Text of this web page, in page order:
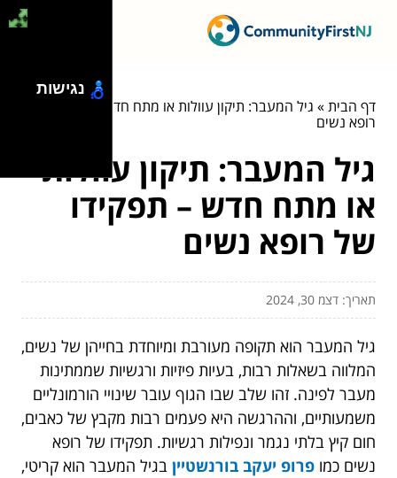
דף הבית» גיל המעבר: תיקון עוולות או מתח חדש – תפקידו של
רופא נשים
גיל המעבר: תיקון עוולות
או מתח חדש – תפקידו
של רופא נשים
תאריך: דצמ 30, 2024
גיל המעבר הוא תקופה מעורבת ומיוחדת בחייהן של נשים,
המלווה בשאלות רבות, בעיות פיזיות ורגשיות שממתינות
מעבר לפינה. זהו שלב שבו הגוף עובר שינויי הורמונליים
משמעותיים, וההרגשה היא פעמים רבות מקבץ של כאבים,
חום קיץ בלתי נגמר ונפילות רגשיות. תפקידו של רופא
נשים כמו פרופ יעקב בורנשטיין בגיל המעבר הוא קריטי,
נגישות